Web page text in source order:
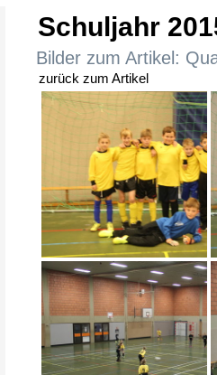
Schuljahr
Bilder zum Artikel:
zurück zum Artikel